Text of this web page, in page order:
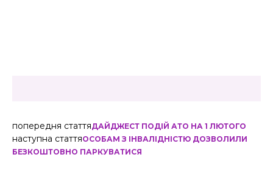
попередня статтяДАЙДЖЕСТ ПОДІЙ АТО НА 1 ЛЮТОГО
наступна статтяОСОБАМ З ІНВАЛІДНІСТЮ ДОЗВОЛИЛИ
БЕЗКОШТОВНО ПАРКУВАТИСЯ